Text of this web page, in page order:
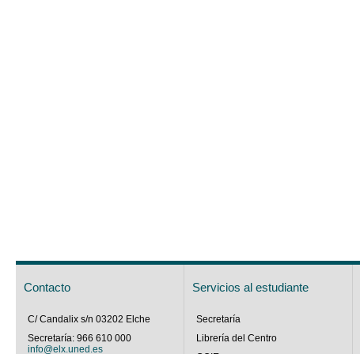
Contacto
C/ Candalix s/n 03202 Elche
Secretaría: 966 610 000
info@elx.uned.es
Servicios al estudiante
Secretaría
Librería del Centro